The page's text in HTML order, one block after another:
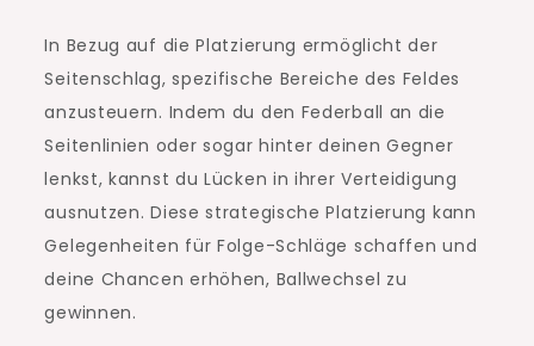
In Bezug auf die Platzierung ermöglicht der
Seitenschlag, spezifische Bereiche des Feldes
anzusteuern. Indem du den Federball an die
Seitenlinien oder sogar hinter deinen Gegner
lenkst, kannst du Lücken in ihrer Verteidigung
ausnutzen. Diese strategische Platzierung kann
Gelegenheiten für Folge-Schläge schaffen und
deine Chancen erhöhen, Ballwechsel zu
gewinnen.